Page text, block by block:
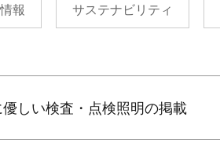
報 サステナビリティ
優しい検査・点検照明の掲載